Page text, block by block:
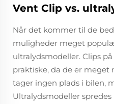
Vent Clip vs.
Når det kommer til de
muligheder meget
ultralydsmodeller. Clips
praktiske, da de er meget
tager ingen plads i bilen,
Ultralydsmodeller